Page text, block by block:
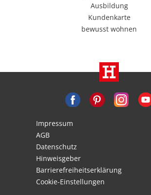
Ausbildung
Kundenkarte
bewusst wohnen
Impressum
AGB
Datenschutz
Hinweisgeber
Barrierefreiheitserklärung
Cookie-Einstellungen